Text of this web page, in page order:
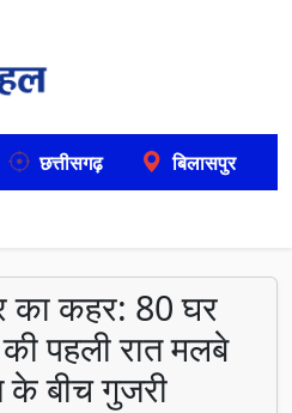
छत्तीसगढ़ बिलासपुर
का कहर: 80 घर
की पहली रात मलबे
बीच गुजरी